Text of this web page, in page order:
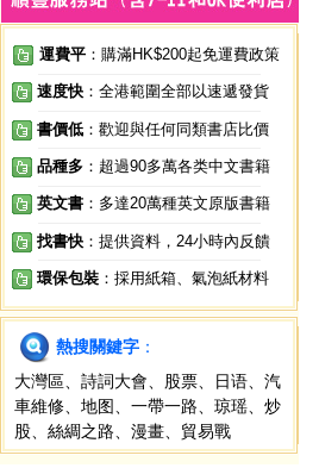
運費平 ：購滿HK$200起免運費政策
速度快 ：全港範圍全部以速遞發貨
書價低 ：歡迎與任何同類書店比價
品種多 ：超過90多萬各类中文書籍
英文書 ：多達20萬種英文原版書籍
找書快 ：提供資料，24小時內反饋
環保包裝 ：採用紙箱、氣泡紙材料
熱搜關鍵字 ：
大灣區
詩詞大會 股票 日语
汽
車維修
地图 一帶一路 琼瑶
炒
股
絲綢之路 漫畫 貿易戰